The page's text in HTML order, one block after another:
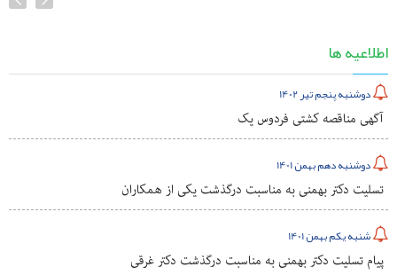
اطلاعیه ها
دوشنبه پنجم تیر 1402
آگهی مناقصه کشتی فردوس یک
دوشنبه دهم بهمن 1401
تسلیت دکتر بهمنی به مناسبت درگذشت یکی از همکاران
شنبه یکم بهمن 1401
پیام تسلیت دکتر بهمنی به مناسبت درگذشت دکتر غرقی